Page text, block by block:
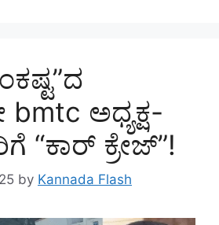
ಅಧ್ಯಕ್ಷ-
“ಕಾರ್ ಕ್ರೇಜ್”!
by Kannada Flash